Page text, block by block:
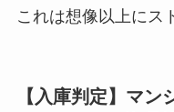
これは想像以上にス
【入庫判定】マ